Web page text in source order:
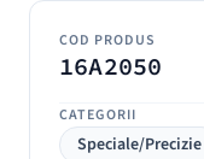
COD PRODUS
16A2050
CATEGORII
Speciale/Precizie